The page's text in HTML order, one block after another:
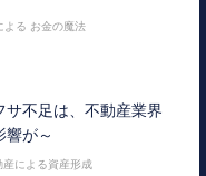
よる お金の魔法
サ不足は、不動産業界
響が～
産による資産形成